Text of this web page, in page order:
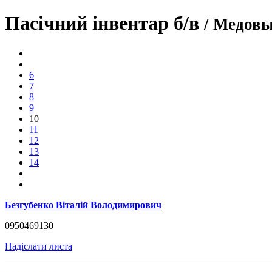
Пасічний інвентар б/в/
6
7
8
9
10
11
12
13
14
Безгубенко Вiталiй Володимирович
0950469130
Надіслати листа